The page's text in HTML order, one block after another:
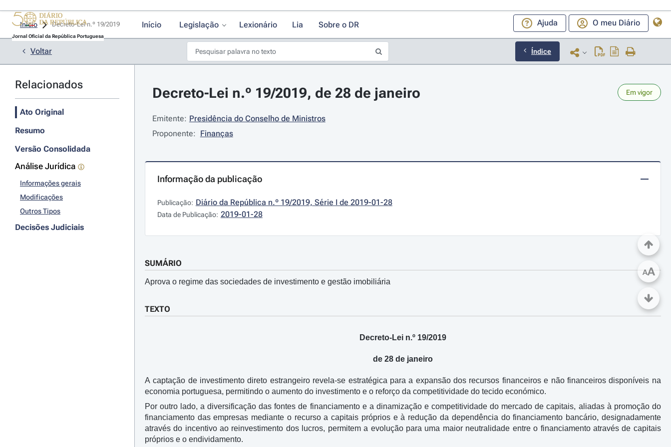
Jornal Oficial da República Portuguesa
Início Legislação Lexionário Lia Sobre o DR Ajuda O meu Diário
Início
Voltar Índice
Relacionados
Ato Original
Resumo
Versão Consolidada
Análise Jurídica
Informações gerais
Modificações
Outros Tipos
Decisões Judiciais
Decreto-Lei n.º 19/2019, de 28 de janeiro Em vigor
Emitente: Presidência do Conselho de Ministros
Proponente: Finanças
Informação da publicação
Publicação: Diário da República n.º 19/2019, Série I de 2019-01-28
Data de Publicação: 2019-01-28
SUMÁRIO
Aprova o regime das sociedades de investimento e gestão imobiliária
TEXTO
Decreto-Lei n.º 19/2019
de 28 de janeiro
A captação de investimento direto estrangeiro revela-se estratégica para a expansão dos recursos financeiros e não financeiros disponíveis na
economia portuguesa, permitindo o aumento do investimento e o reforço da competitividade do tecido económico.
Por outro lado, a diversificação das fontes de financiamento e a dinamização e competitividade do mercado de capitais, aliadas à promoção do
financiamento das empresas mediante o recurso a capitais próprios e à redução da dependência do financiamento bancário, designadamente
através do incentivo ao reinvestimento dos lucros, permitem a evolução para uma maior neutralidade entre o financiamento através de capitais
próprios e o endividamento.
AA